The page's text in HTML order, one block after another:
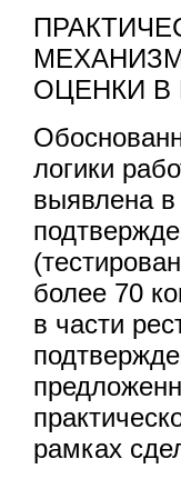
ОЦЕНКИ В
логики
выявлена в
более 70
в части
рамках